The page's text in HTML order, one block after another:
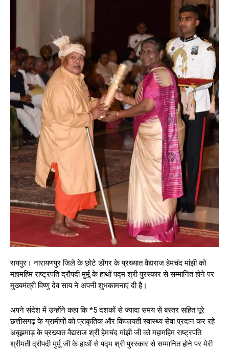
रायपुर। नारायणपुर जिले के छोटे डोंगर के प्रख्यात वैद्यराज हेमचंद मांझी को
महामहिम राष्ट्रपति द्रौपदी मुर्मू के हाथों पद्म श्री पुरस्कार से सम्मानित होने पर
मुख्यमंत्री विष्णु देव साय ने अपनी शुभकामनाएं दी है।
अपने संदेश में उन्होंने कहा कि *5 दशकों से ज्यादा समय से बस्तर सहित पूरे
छत्तीसगढ़ के ग्रामीणों को प्राकृतिक और किफायती स्वास्थ्य सेवा प्रदान कर रहे
अबूझमाड़ के प्रख्यात वैद्यराज श्री हेमचंद मांझी जी को महामहिम राष्ट्रपति
श्रीमती द्रौपदी मुर्मू जी के हाथों से पद्म श्री पुरस्कार से सम्मानित होने पर मेरी